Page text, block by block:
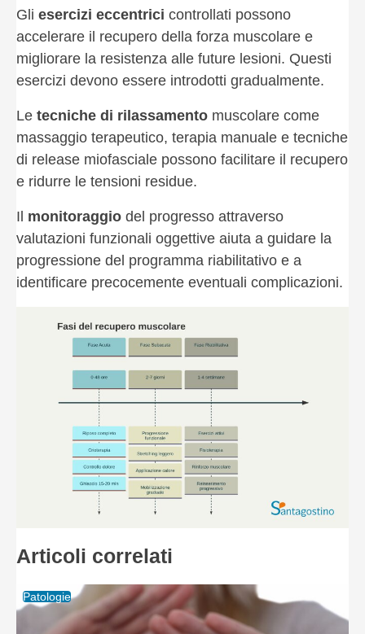
Gli esercizi eccentrici controllati possono
accelerare il recupero della forza muscolare e
migliorare la resistenza alle future lesioni. Questi
esercizi devono essere introdotti gradualmente.
Le tecniche di rilassamento muscolare come
massaggio terapeutico, terapia manuale e tecniche
di release miofasciale possono facilitare il recupero
e ridurre le tensioni residue.
Il monitoraggio del progresso attraverso
valutazioni funzionali oggettive aiuta a guidare la
progressione del programma riabilitativo e a
identificare precocemente eventuali complicazioni.
Articoli correlati
Patologie